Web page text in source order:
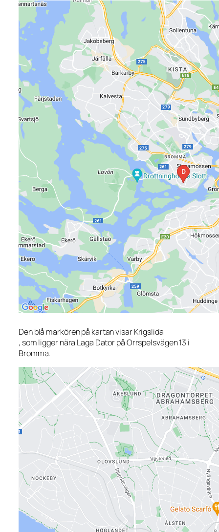
Den blå markören på kartan visar Krigslida
, som ligger nära Laga Dator på Orrspelsvägen 13 i
Bromma.